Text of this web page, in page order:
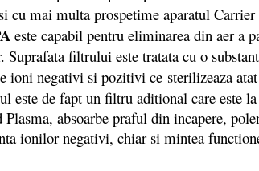
mai multa prospetime aparatul
este capabil pentru eliminarea din aer a
filtrului este tratata cu o
ioni negativi si pozitivi ce sterilizeaza
de fapt un filtru aditional care este
absoarbe praful din incapere,
ionilor negativi, chiar si mintea